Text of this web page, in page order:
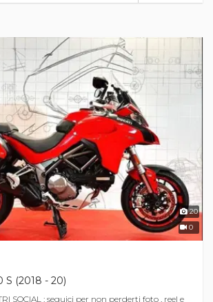
20
0
S (2018 - 20)
SOCIAL : seguici per non perderti foto , reel e